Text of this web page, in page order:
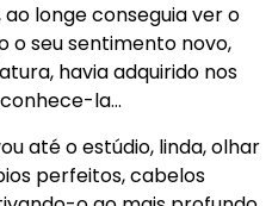
longe conseguia ver o
o seu sentimento novo,
havia adquirido nos
la…
até o estúdio, linda, olhar
perfeitos, cabelos